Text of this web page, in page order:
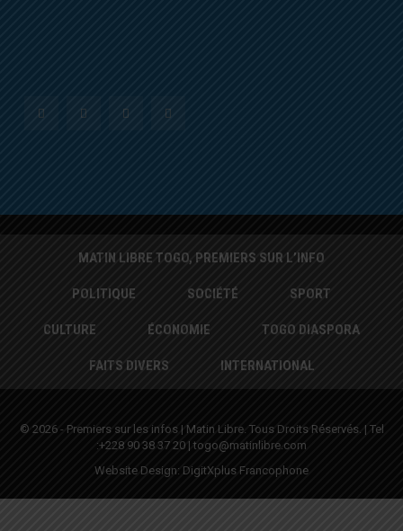
MATIN LIBRE TOGO, PREMIERS SUR L’INFO
POLITIQUE SOCIÉTÉ SPORT
CULTURE ÉCONOMIE TOGO DIASPORA
FAITS DIVERS INTERNATIONAL
© 2026 - Premiers sur les infos | Matin Libre. Tous Droits Réservés. | Tel
:+228 90 38 37 20 | togo@matinlibre.com
Website Design: DigitXplus Francophone